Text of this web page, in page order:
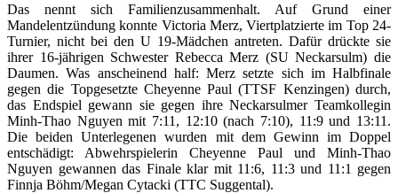
Das nennt sich Familienzusammenhalt. Auf Grund einer
Mandelentzündung konnte Victoria Merz, Viertplatzierte im Top 24-
Turnier, nicht bei den U 19-Mädchen antreten. Dafür drückte sie
ihrer 16-jährigen Schwester Rebecca Merz (SU Neckarsulm) die
Daumen. Was anscheinend half: Merz setzte sich im Halbfinale
gegen die Topgesetzte Cheyenne Paul (TTSF Kenzingen) durch,
das Endspiel gewann sie gegen ihre Neckarsulmer Teamkollegin
Minh-Thao Nguyen mit 7:11, 12:10 (nach 7:10), 11:9 und 13:11.
Die beiden Unterlegenen wurden mit dem Gewinn im Doppel
entschädigt: Abwehrspielerin Cheyenne Paul und Minh-Thao
Nguyen gewannen das Finale klar mit 11:6, 11:3 und 11:1 gegen
Finnja Böhm/Megan Cytacki (TTC Suggental).